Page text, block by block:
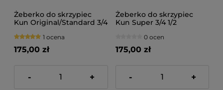
Żeberko do skrzypiec
Kun Original/Standard 3/4
1 ocena
175,00 zł
- +
Żeberko do skrzypiec
Kun Super 3/4 1/2
0 ocen
175,00 zł
- +